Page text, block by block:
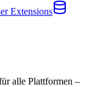
Extensions
alle Plattformen –